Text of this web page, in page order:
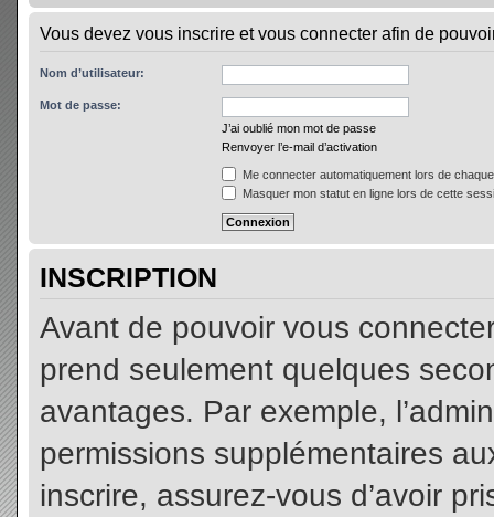
Vous devez vous inscrire et vous connecter afin de
Nom d’utilisateur:
Mot de passe:
J’ai oublié mon mot de passe
Renvoyer l’e-mail d’activation
Me connecter automatiquement lors de
Masquer mon statut en ligne lors de cette
INSCRIPTION
Avant de pouvoir vous
prend seulement quelques
avantages. Par exemple,
permissions supplémentaires
inscrire, assurez-vous d’avoir